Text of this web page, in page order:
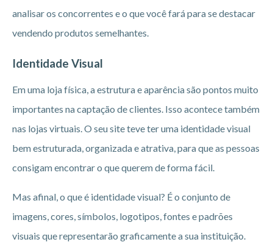
analisar os concorrentes e o que você fará para se destacar
vendendo produtos semelhantes.
Identidade Visual
Em uma loja física, a estrutura e aparência são pontos muito
importantes na captação de clientes. Isso acontece também
nas lojas virtuais. O seu site teve ter uma identidade visual
bem estruturada, organizada e atrativa, para que as pessoas
consigam encontrar o que querem de forma fácil.
Mas afinal, o que é identidade visual? É o conjunto de
imagens, cores, símbolos, logotipos, fontes e padrões
visuais que representarão graficamente a sua instituição.